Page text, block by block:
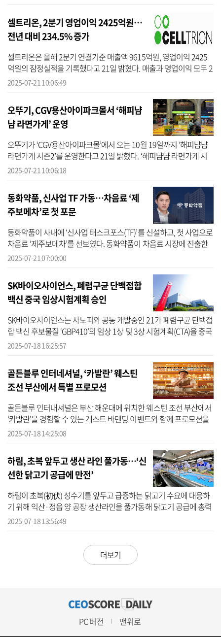
셀트리온, 2분기 영업이익 2425억원…
전년 대비 234.5% 증가
셀트리온은 올해 2분기 연결기준 매출액 9615억원, 영업이익 2425
억원의 잠정실적을 기록했다고 21일 밝혔다. 매출과 영업이익 모두 2
분기 기준 역대 최대치로 전년동기 대비 매출액은 9.9%, 영업이익은
2025-07-21 10:06:49
오뚜기, CGV용산아이파크몰서 ‘해피냠
냠 라면가게’ 운영
오뚜기가 ‘CGV용산아이파크몰’에서 오는 10월 19일까지 ‘해피냠냠
라면가게 시즌2’를 운영한다고 21일 밝혔다. ‘해피냠냠 라면가게 시
즌2’는 음식을 즐기는 공간인 씨네펍(CINEPUB)에서 운영된다. ‘진라
2025-07-21 10:06:18
동화약품, 신사업 TF 가동…차음료 ‘제
주보메차’로 첫 포문
동화약품이 사내에 ‘신사업 태스크포스(TF)’를 신설하고, 첫 사업으로
차음료 ‘제주보메차’를 선보였다. 동화약품이 차음료 시장에 진출한
것은 이번이 처음이다. 21일 업계에 따르면 동화약품은 최근 회사의
2025-07-21 07:00:00
SK바이오사이언스, 폐렴구균 단백접합
백신 중국 임상시험계획 승인
SK바이오사이언스는 사노피와 공동 개발중인 21가 폐렴구균 단백접
합 백신 후보물질 ‘GBP410’의 임상 1상 및 3상 시험계획(CTA)을 중국
국가약품관리감독국(NMPA) 산하 의약품평가센터(CDE)로부터 승인
2025-07-18 16:25:57
골든블루 인터네셔널, ‘카발란’ 웨스틴
조선 부산에서 특별 프로모션
골든블루 인터내셔널은 부산 해운대에 위치한 웨스틴 조선 부산에서
‘카발란’을 경험할 수 있는 게스트 바텐딩 이벤트와 함께 프로모션을
진행한다고 18일 밝혔다. 이번 프로모션은 카발란에 대한 특별한 경
2025-07-18 14:25:08
하림, 초복 앞두고 생산 라인 풀가동…‘신
선한 닭고기 공급에 만전’
하림이 초복(初伏) 성수기를 앞두고 급증하는 닭고기 수요에 대응하
기 위해 익산·정읍 양 공장 생산라인을 풀가동해 닭고기 공급에 총력
을 기울이고 있다고 18일 밝혔다. 올해 초복은 오는 20일이다. 여름철
2025-07-18 13:56:49
더보기
PC 버전 맨위로